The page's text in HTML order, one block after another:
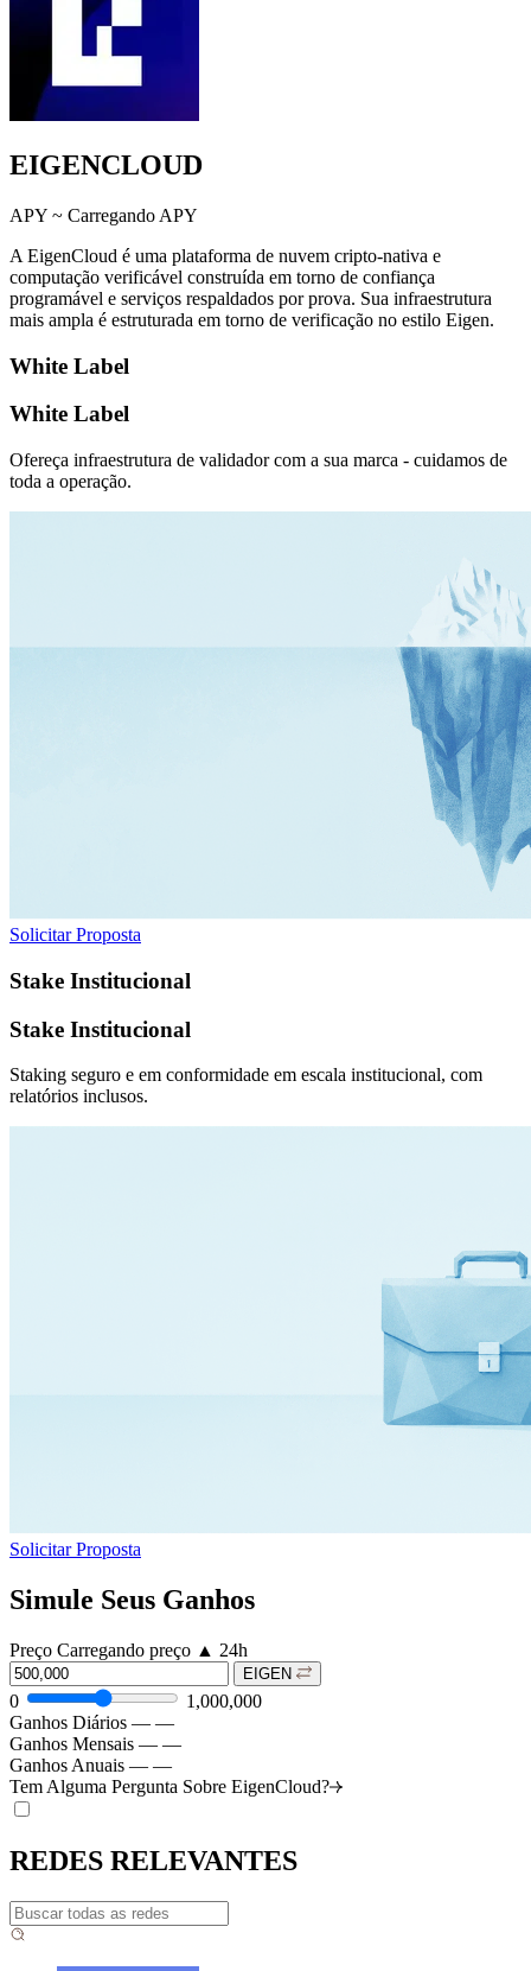
EIGENCLOUD
APY ~ Carregando APY
A EigenCloud é uma plataforma de nuvem cripto-nativa e
computação verificável construída em torno de confiança
programável e serviços respaldados por prova. Sua infraestrutura
mais ampla é estruturada em torno de verificação no estilo Eigen.
White Label
White Label
Ofereça infraestrutura de validador com a sua marca - cuidamos de
toda a operação.
Solicitar Proposta
Stake Institucional
Stake Institucional
Staking seguro e em conformidade em escala institucional, com
relatórios inclusos.
Solicitar Proposta
Simule Seus Ganhos
Preço Carregando preço ▲ 24h
EIGEN
0
1,000,000
Ganhos Diários — —
Ganhos Mensais — —
Ganhos Anuais — —
Tem Alguma Pergunta Sobre EigenCloud?
REDES RELEVANTES